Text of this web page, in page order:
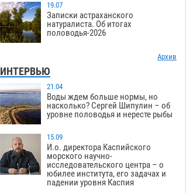
19.07
Записки астраханского
натуралиста. Об итогах
половодья-2026
Архив
ИНТЕРВЬЮ
21.04
Воды ждем больше нормы, но
насколько? Сергей Шипулин – об
уровне половодья и нересте рыбы
15.09
И.о. директора Каспийского
морского научно-
исследовательского центра – о
юбилее института, его задачах и
падении уровня Каспия